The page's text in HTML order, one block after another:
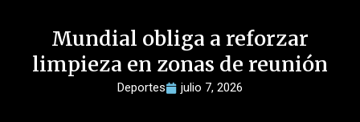
Mundial obliga a reforzar
limpieza en zonas de reunión
Deportes julio 7, 2026